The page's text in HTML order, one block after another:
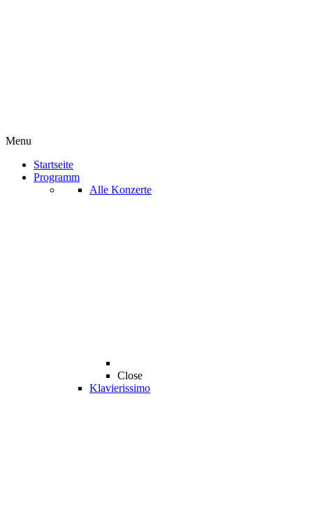
Menu
Startseite
Programm
Alle Konzerte
Close
Klavierissimo